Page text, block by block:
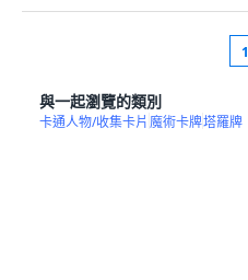
1
與一起瀏覽的類別
卡通人物/收集卡片魔術卡牌塔羅牌